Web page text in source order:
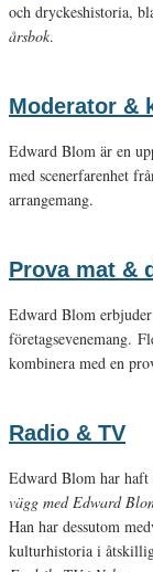
och dryckeshistoria,
årsbok.
Moderator &
Edward Blom är en
med scenerfarenhet
arrangemang.
Prova mat &
Edward Blom
företagsevenemang.
kombinera med en
Radio & TV
Edward Blom har haft
vägg med Edward
Han har dessutom
kulturhistoria i